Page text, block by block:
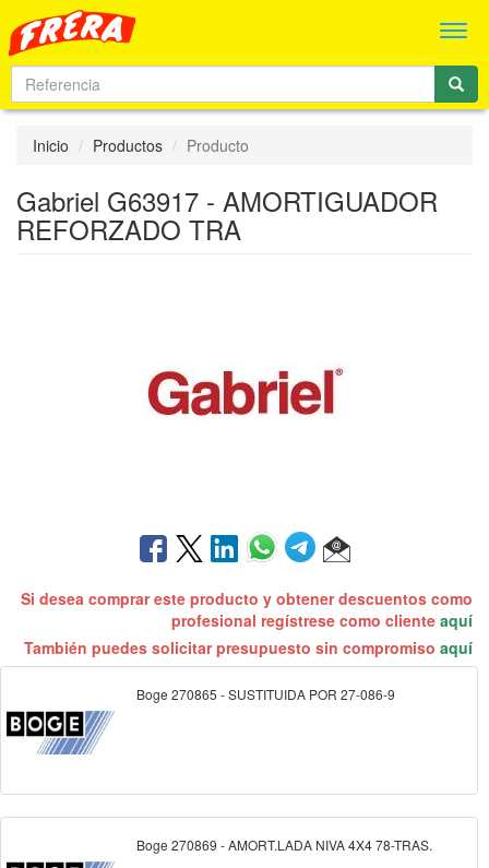
Inicio Productos Producto
Gabriel G63917 - AMORTIGUADOR
REFORZADO TRA
Si desea comprar este producto y obtener descuentos como
profesional regístrese como cliente aquí
También puedes solicitar presupuesto sin compromiso aquí
Boge 270865 - SUSTITUIDA POR 27-086-9
Boge 270869 - AMORT.LADA NIVA 4X4 78-TRAS.